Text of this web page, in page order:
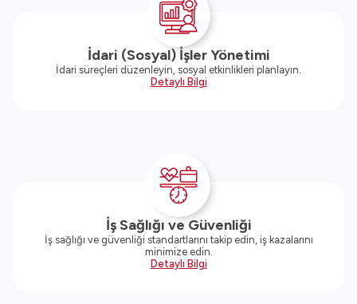
İdari (Sosyal) İşler Yönetimi
İdari süreçleri düzenleyin, sosyal etkinlikleri planlayın.
Detaylı Bilgi
İş Sağlığı ve Güvenliği
İş sağlığı ve güvenliği standartlarını takip edin, iş kazalarını
minimize edin.
Detaylı Bilgi